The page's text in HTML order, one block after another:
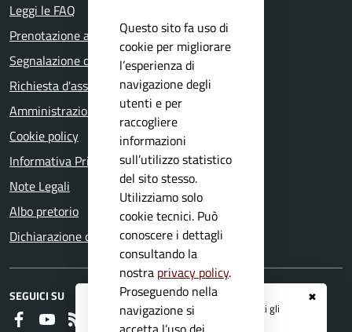
✖
Registrati ai serviziAPP IO
e ricevi tutti gli
aggiornamenti dall'Ente
Leggi le FAQ
Prenotazione appuntamento
Segnalazione disservizio
Richiesta d'assistenza
Amministrazione trasparente
Cookie policy
Informativa Privacy
Note Legali
Albo pretorio
Dichiarazione di accessibilità
SEGUICI SU
FaceboookYoutube
Questo sito fa uso di
cookie per migliorare
l’esperienza di
navigazione degli
utenti e per
raccogliere
informazioni
sull’utilizzo statistico
del sito stesso.
Utilizziamo solo
cookie tecnici. Può
conoscere i dettagli
consultando la
nostra privacy policy.
Proseguendo nella
navigazione si